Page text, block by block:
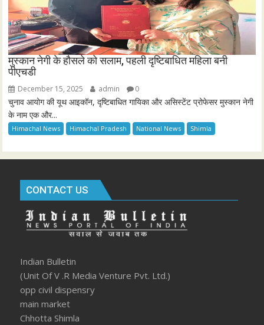
मुस्कान नेगी के हौसले को सलाम, पहली दृष्टिबाधित महिला बनी
पीएचडी
December 15, 2025 admin 0
चुनाव आयोग की यूथ आइकॉन, दृष्टिबाधित गायिका और असिस्टेंट प्रोफेसर मुस्कान नेगी
के नाम एक और...
Himachal News Himachal Pradesh National News Shimla
CONTACT US
Indian Bulletin
(Unit Of V .R Media Venture Pvt. Ltd.)
opp civil dispensry
main market
Chhotta Shimla